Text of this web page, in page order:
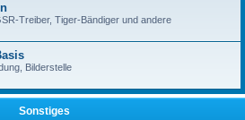
Treiber, Tiger-Bändiger und andere
Bilderstelle
Sonstiges